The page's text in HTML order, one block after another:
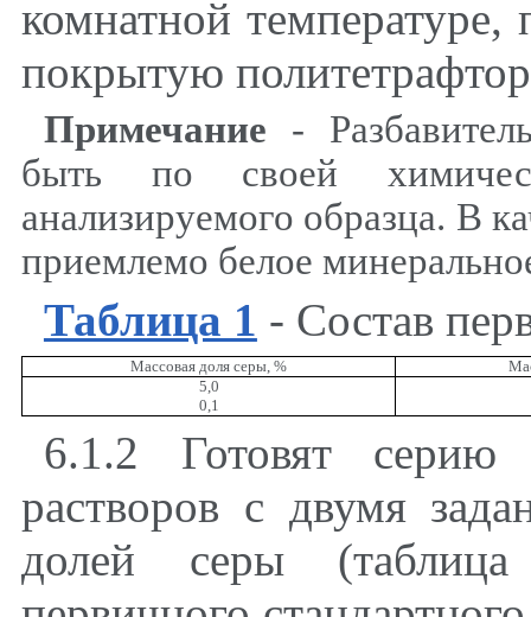
комнатной
покрытую
Примечание -
быть по своей
анализируемого образца. В
приемлемо белое
Таблица 1 - Состав
Массовая доля серы, %
5,0
0,1
6.1.2 Готовят серию
растворов с двумя
долей серы